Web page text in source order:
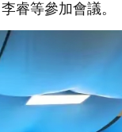
睿等參加會議。